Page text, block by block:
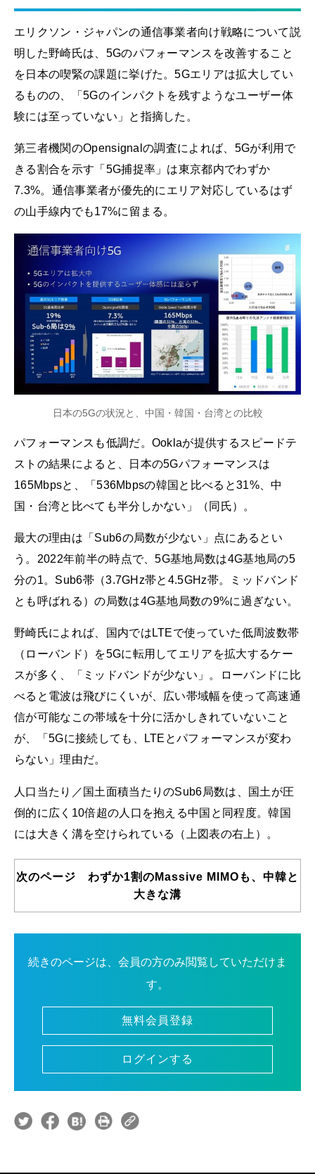
エリクソン・ジャパンの通信事業者向け戦略について説
明した野崎氏は、5Gのパフォーマンスを改善すること
を日本の喫緊の課題に挙げた。5Gエリアは拡大してい
るものの、「5Gのインパクトを残すようなユーザー体
験には至っていない」と指摘した。
第三者機関のOpensignalの調査によれば、5Gが利用で
きる割合を示す「5G捕捉率」は東京都内でわずか
7.3%。通信事業者が優先的にエリア対応しているはず
の山手線内でも17%に留まる。
日本の5Gの状況と、中国・韓国・台湾との比較
パフォーマンスも低調だ。Ooklaが提供するスピードテ
ストの結果によると、日本の5Gパフォーマンスは
165Mbpsと、「536Mbpsの韓国と比べると31%、中
国・台湾と比べても半分しかない」（同氏）。
最大の理由は「Sub6の局数が少ない」点にあるとい
う。2022年前半の時点で、5G基地局数は4G基地局の5
分の1。Sub6帯（3.7GHz帯と4.5GHz帯。ミッドバンド
とも呼ばれる）の局数は4G基地局数の9%に過ぎない。
野崎氏によれば、国内ではLTEで使っていた低周波数帯
（ローバンド）を5Gに転用してエリアを拡大するケー
スが多く、「ミッドバンドが少ない」。ローバンドに比
べると電波は飛びにくいが、広い帯域幅を使って高速通
信が可能なこの帯域を十分に活かしきれていないこと
が、「5Gに接続しても、LTEとパフォーマンスが変わ
らない」理由だ。
人口当たり／国土面積当たりのSub6局数は、国土が圧
倒的に広く10倍超の人口を抱える中国と同程度。韓国
には大きく溝を空けられている（上図表の右上）。
次のページ わずか1割のMassive MIMOも、中韓と
大きな溝
続きのページは、会員の方のみ閲覧していただけま
す。
無料会員登録
ログインする